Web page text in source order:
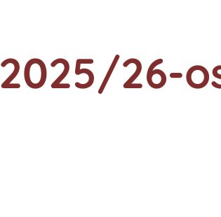
2025/26-